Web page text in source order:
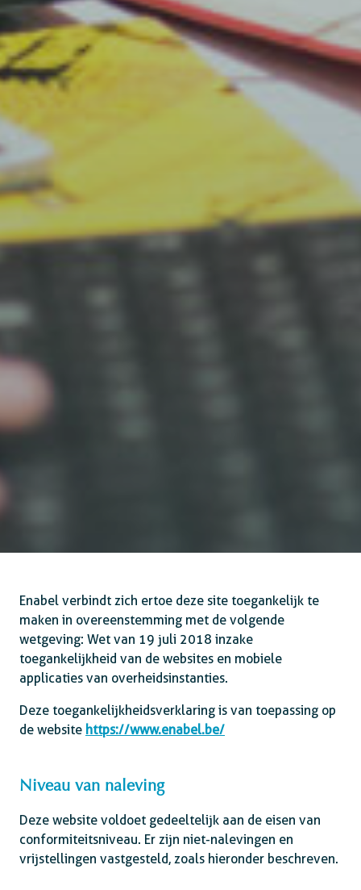
Enabel verbindt zich ertoe deze site toegankelijk te
maken in overeenstemming met de volgende
wetgeving: Wet van 19 juli 2018 inzake
toegankelijkheid van de websites en mobiele
applicaties van overheidsinstanties.
Deze toegankelijkheidsverklaring is van toepassing op
de website https://www.enabel.be/
Niveau van naleving
Deze website voldoet gedeeltelijk aan de eisen van
conformiteitsniveau. Er zijn niet-nalevingen en
vrijstellingen vastgesteld, zoals hieronder beschreven.